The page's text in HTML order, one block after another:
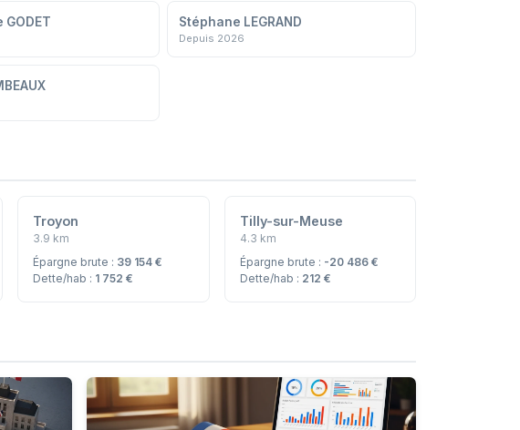
Stéphane LEGRAND
Depuis 2026
Troyon
3.9 km
Épargne brute : 39 154 €
Dette/hab : 1 752 €
Tilly-sur-Meuse
4.3 km
Épargne brute : -20 486 €
Dette/hab : 212 €